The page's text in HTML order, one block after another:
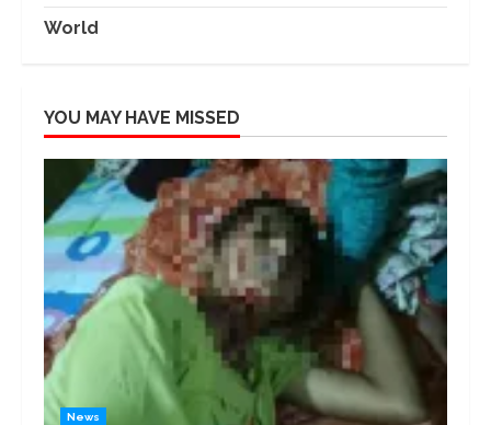
World
YOU MAY HAVE MISSED
News